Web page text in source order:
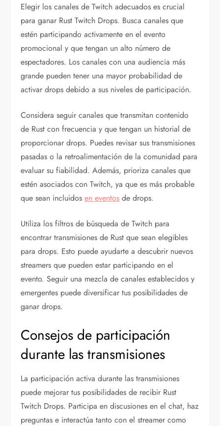
Elegir los canales de Twitch adecuados es crucial
para ganar Rust Twitch Drops. Busca canales que
estén participando activamente en el evento
promocional y que tengan un alto número de
espectadores. Los canales con una audiencia más
grande pueden tener una mayor probabilidad de
activar drops debido a sus niveles de participación.
Considera seguir canales que transmitan contenido
de Rust con frecuencia y que tengan un historial de
proporcionar drops. Puedes revisar sus transmisiones
pasadas o la retroalimentación de la comunidad para
evaluar su fiabilidad. Además, prioriza canales que
estén asociados con Twitch, ya que es más probable
que sean incluidosen eventos de drops.
Utiliza los filtros de búsqueda de Twitch para
encontrar transmisiones de Rust que sean elegibles
para drops. Esto puede ayudarte a descubrir nuevos
streamers que pueden estar participando en el
evento. Seguir una mezcla de canales establecidos y
emergentes puede diversificar tus posibilidades de
ganar drops.
Consejos de participación
durante las transmisiones
La participación activa durante las transmisiones
puede mejorar tus posibilidades de recibir Rust
Twitch Drops. Participa en discusiones en el chat, haz
preguntas e interactúa tanto con el streamer como